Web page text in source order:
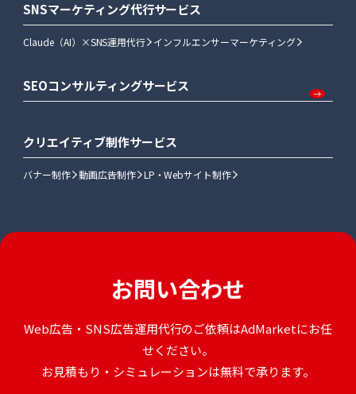
SNSマーケティング代行サービス
Claude（AI）×SNS運用代行 インフルエンサーマーケティング
SEOコンサルティングサービス
クリエイティブ制作サービス
バナー制作 動画広告制作 LP・Webサイト制作
お問い合わせ
Web広告・SNS広告運用代行のご依頼はAdMarketにお任
せください。
お見積もり・シミュレーションは無料で承ります。